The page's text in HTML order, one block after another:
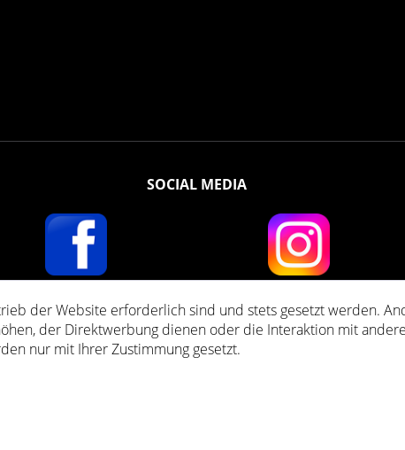
SOCIAL MEDIA
Mehrwertsteuer zzgl.Versandkostenund ggf. Nachnahmegebühren, wenn
der Website erforderlich sind und stets gesetzt werden.
der Direktwerbung dienen oder die Interaktion mit
nur mit Ihrer Zustimmung gesetzt.